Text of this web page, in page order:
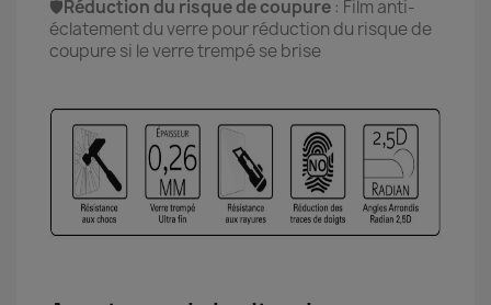
🛡️Réduction du risque de coupure : Film anti-
éclatement du verre pour réduction du risque de
coupure si le verre trempé se brise